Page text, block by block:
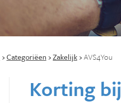
›Categoriëen›Zakelijk›AVS4You
Korting bij